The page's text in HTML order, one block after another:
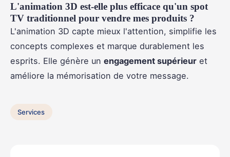
L'animation 3D est-elle plus efficace qu'un spot
TV traditionnel pour vendre mes produits ?
L'animation 3D capte mieux l'attention, simplifie les
concepts complexes et marque durablement les
esprits. Elle génère un engagement supérieur et
améliore la mémorisation de votre message.
Services